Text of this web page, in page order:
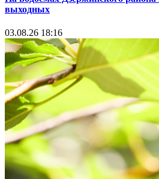
выходных
03.08.26 18:16